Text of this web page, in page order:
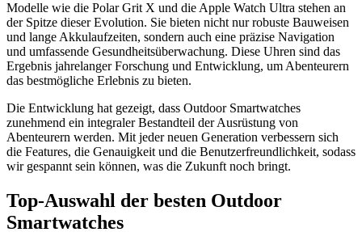
Modelle wie die Polar Grit X und die Apple Watch Ultra stehen an
der Spitze dieser Evolution. Sie bieten nicht nur robuste Bauweisen
und lange Akkulaufzeiten, sondern auch eine präzise Navigation
und umfassende Gesundheitsüberwachung. Diese Uhren sind das
Ergebnis jahrelanger Forschung und Entwicklung, um Abenteurern
das bestmögliche Erlebnis zu bieten.
Die Entwicklung hat gezeigt, dass Outdoor Smartwatches
zunehmend ein integraler Bestandteil der Ausrüstung von
Abenteurern werden. Mit jeder neuen Generation verbessern sich
die Features, die Genauigkeit und die Benutzerfreundlichkeit, sodass
wir gespannt sein können, was die Zukunft noch bringt.
Top-Auswahl der besten Outdoor
Smartwatches